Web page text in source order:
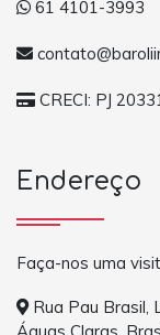
61 4101-3993
CRECI: PJ
Endereço
Faça-nos uma
Rua Pau Brasil,
Águas Claras,